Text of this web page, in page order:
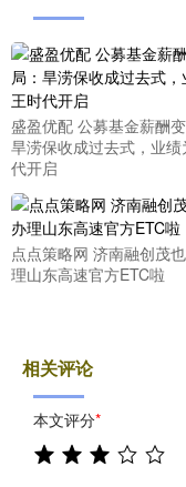
盛盈优配 公募基金薪酬变
旱涝保收成过去式，业
代开启
点点策略网 济南融创茂
理山东高速官方ETC啦
相关评论
本文评分*